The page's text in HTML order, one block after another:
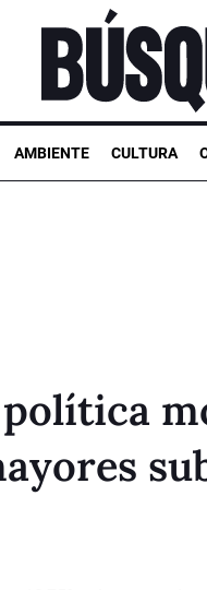
AMBIENTE CULTURA
política